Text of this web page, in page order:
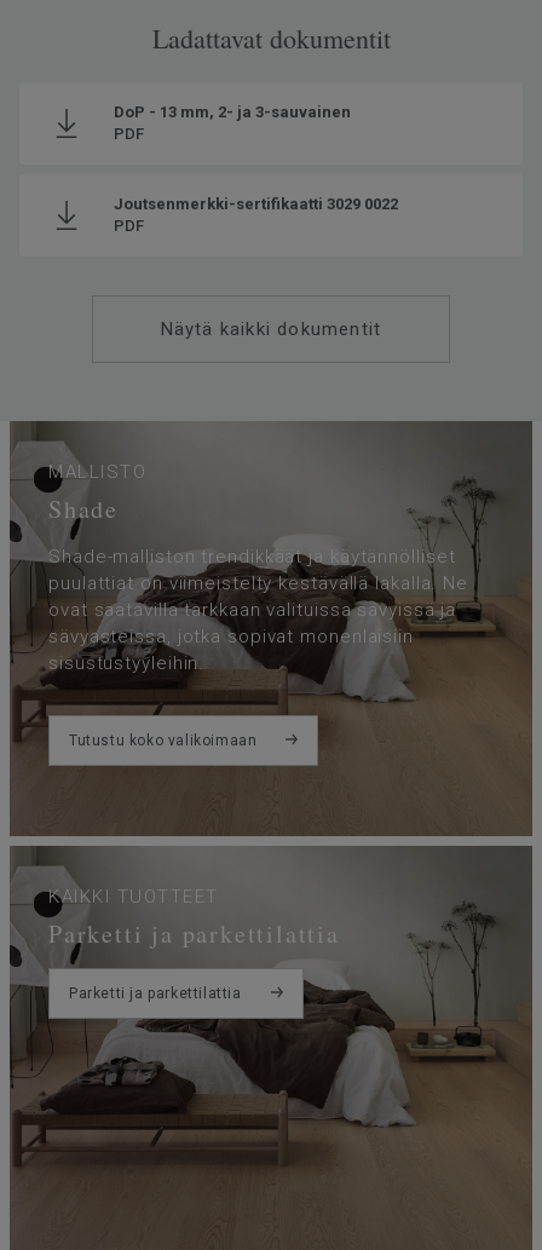
Ladattavat dokumentit
DoP - 13 mm, 2- ja 3-sauvainen
PDF
Joutsenmerkki-sertifikaatti 3029 0022
PDF
Näytä kaikki dokumentit
MALLISTO
Shade
Shade-malliston trendikkäät ja käytännölliset
puulattiat on viimeistelty kestävällä lakalla. Ne
ovat saatavilla tarkkaan valituissa sävyissä ja
sävyasteissa, jotka sopivat monenlaisiin
sisustustyyleihin.
Tutustu koko valikoimaan
KAIKKI TUOTTEET
Parketti ja parkettilattia
Parketti ja parkettilattia